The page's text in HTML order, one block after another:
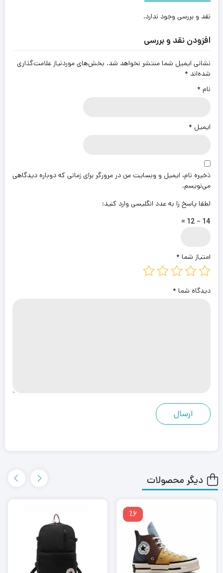
نقد و بررسی وجود ندارد.
افزودن نقد و بررسی
نشانی ایمیل شما منتشر نخواهد شد. بخش‌های موردنیاز علامت‌گذاری
شده‌اند *
نام *
ایمیل *
ذخیره نام، ایمیل و وبسایت من در مرورگر برای زمانی که دوباره دیدگاهی
می‌نویسم.
لطفا پاسخ را به عدد انگلیسی وارد کنید:
14 − 12 =
امتیاز شما *
دیدگاه شما *
دیگر محصولات
٪6